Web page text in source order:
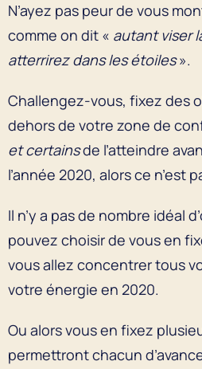
N’ayez pas peur de vous
comme on dit « autant viser
atterrirez dans les étoiles».
Challengez-vous, fixez des
dehors de votre zone de
et certainsde l’atteindre
l’année 2020, alors ce n’est
Il n’y a pas de nombre idéal
pouvez choisir de vous en
vous allez concentrer tous
votre énergie en 2020.
Ou alors vous en fixez
permettront chacun